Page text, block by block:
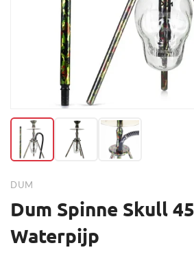
DUM
Dum Spinne Skull
Waterpijp